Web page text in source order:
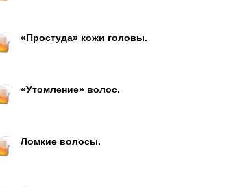
«Простуда» кожи головы.
«Утомление» волос.
Ломкие волосы.